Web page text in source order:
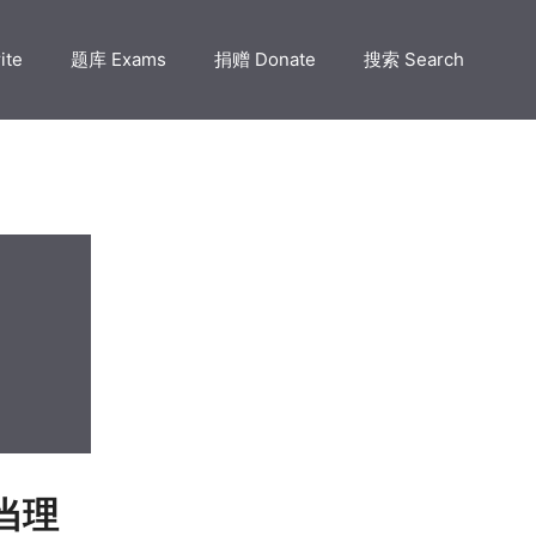
题库 Exams 捐赠 Donate 搜索 Search
理